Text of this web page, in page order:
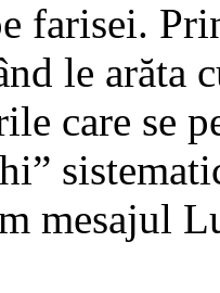
farisei.
le arăta
care se
mesajul